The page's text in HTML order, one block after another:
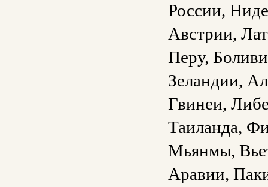
России,
Австрии,
Перу,
Зеландии,
Гвинеи,
Таиланда,
Мьянмы,
Аравии,